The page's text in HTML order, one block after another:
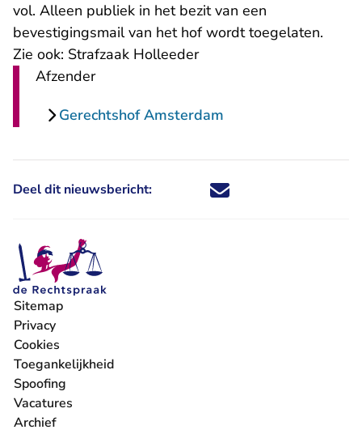
vol. Alleen publiek in het bezit van een
bevestigingsmail van het hof wordt toegelaten.
Zie ook: Strafzaak Holleeder
Afzender
Gerechtshof Amsterdam
Deel dit nieuwsbericht: Deel dit nieuwsbericht via X -
Deel dit nieuwsbericht via
Deel dit nieuwsbericht
Deel dit
Sitemap
Privacy
Cookies
Toegankelijkheid
Spoofing
Vacatures
- U verlaat Rechtspraak.nl
Archief